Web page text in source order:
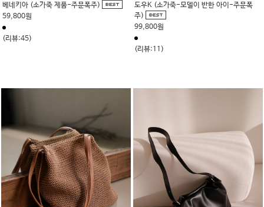
베네키아 (소가죽 제품-주문폭주)
59,800원
(리뷰:45)
도우K (소가죽-모델이 반한 아이-주문폭
주)
99,800원
(리뷰:11)